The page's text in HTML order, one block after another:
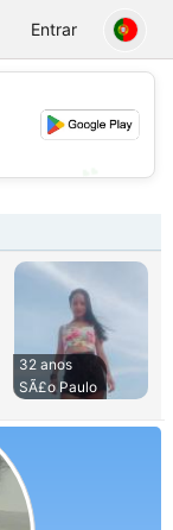
Entrar
32 anos
SÃ£o Paulo